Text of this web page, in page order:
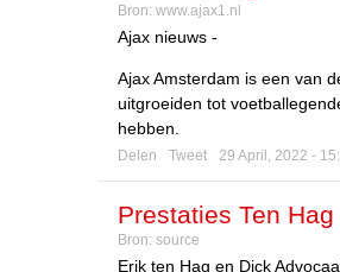
Bron: www.ajax1.nl
Ajax nieuws -
Ajax Amsterdam is een van
uitgroeiden tot
hebben.
Delen Tweet 29 April, 2022 -
Prestaties Ten
Bron: source
Erik ten Hag en Dick